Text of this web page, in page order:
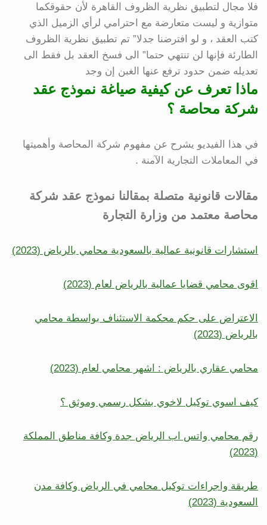
فلا مجال لتطبيق نظرية الظروف القاهرة لأن حقوقكما
متوازية و ليست متعارضة مع احترامي لرأي الزميل الذي
كتب العقد ، و لو افترضنا جدلا” تم تطبيق نظرية الظروف
الطارئة فإنها لن تنتهي حتما” الى فسخ العقد بل فقط الى
تعديله ضمن حدود ترفع عنها الغبن إن وجد
ماذا تعرف عن كيفية صياغة نموذج عقد
شركة محاصة ؟
في هذا الفيديو يشرح عن مفهوم شركة المحاصة وأهميتها
في المعاملات التجارية الآمنة .
مقالات قانونية متصلة بمقالنا نموذج عقد شركة
محاصة معتمد من وزارة التجارة
استشارات قانونية عمالية بالسعودية محامي بالرياض (2023)
اقوى محامي قضايا عمالية بالرياض لعام (2023)
الاعتراض على حكم محكمة الاستئناف بواسطة محامي
بالرياض (2023)
محامي عقاري بالرياض : اشهر محامي لعام (2023)
كيف اسوي توكيل لاخوي بشكل رسمي وموثق ؟
رقم محامي واتس اب الرياض جدة وكافة مناطق المملكة
(2023)
طريقة واجراءات توكيل محامي في الرياض وكافة مدن
السعودية (2023)